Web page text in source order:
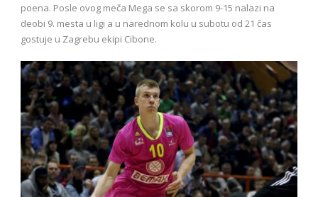
poena. Posle ovog meča Mega se sa skorom 9-15 nalazi na
deobi 9. mesta u ligi a u narednom kolu u subotu od 21 čas
gostuje u Zagrebu ekipi Cibone.